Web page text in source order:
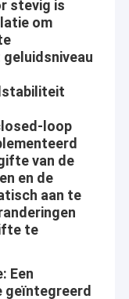
stevig is
om
loop
van de
en de
aan te
te
: Een
geïntegreerd
Reis en hotels,
het leven van
elke motor met
dienst aan onze
Aslong doet
te leren
inspectie,